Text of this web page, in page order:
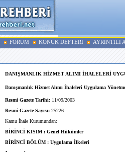
FORUM KONUK DEFTERİ AYRINTILI
DANIŞMANLIK HİZMET ALIMI İHALELERİ
Danışmanlık Hizmet Alımı İhaleleri Uygulama
Resmi Gazete Tarihi: 11/09/2003
Resmi Gazete Sayısı: 25226
Kamu İhale Kurumundan:
BİRİNCİ KISIM : Genel Hükümler
BİRİNCİ BÖLÜM : Uygulama İlkeleri